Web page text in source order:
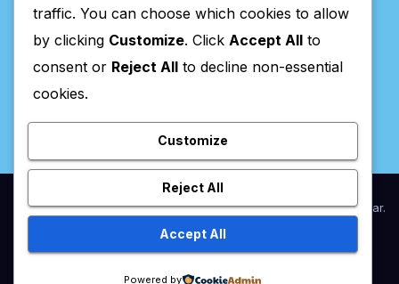
Valpaços Online
Proudly powered by WordPress|Theme:NewsupbyThemeansar.
HomeAnunciar / AssinaturasEstatuto EditorialFicha Técnica
traffic. You can choose which cookies to allow
by clicking Customize. Click Accept All to
consent or Reject All to decline non-essential
cookies.
Customize
Reject All
Accept All
Powered by